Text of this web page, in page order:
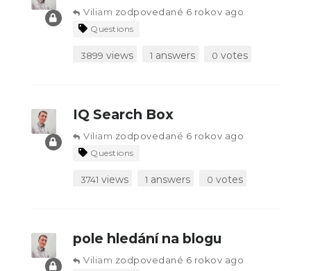
Viliam zodpovedané 6 rokov ago
Questions
3899 views 1 answers 0 votes
IQ Search Box
Viliam zodpovedané 6 rokov ago
Questions
3741 views 1 answers 0 votes
pole hledání na blogu
Viliam zodpovedané 6 rokov ago